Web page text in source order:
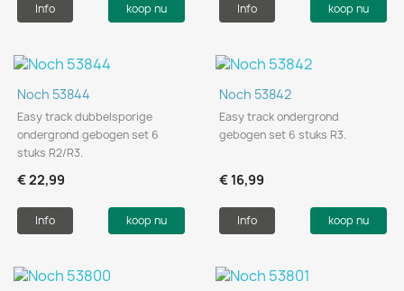
Info koop nu Info koop nu
Noch 53844
Easy track dubbelsporige
ondergrond gebogen set 6
stuks R2/R3.
€ 22,99
Info koop nu
Noch 53842
Easy track ondergrond
gebogen set 6 stuks R3.
€ 16,99
Info koop nu